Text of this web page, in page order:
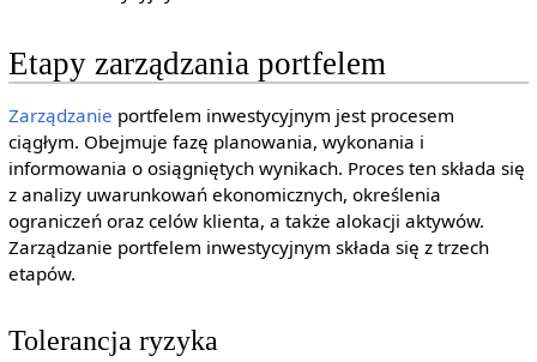
Etapy zarządzania portfelem
Zarządzanie portfelem inwestycyjnym jest procesem
ciągłym. Obejmuje fazę planowania, wykonania i
informowania o osiągniętych wynikach. Proces ten składa się
z analizy uwarunkowań ekonomicznych, określenia
ograniczeń oraz celów klienta, a także alokacji aktywów.
Zarządzanie portfelem inwestycyjnym składa się z trzech
etapów.
Tolerancja ryzyka